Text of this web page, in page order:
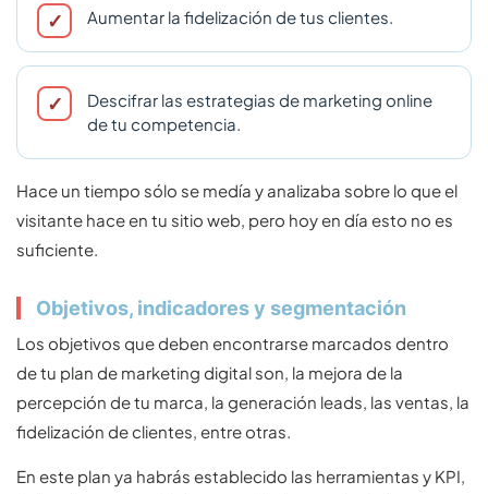
Aumentar la fidelización de tus clientes.
Descifrar las estrategias de marketing online
de tu competencia.
Hace un tiempo sólo se medía y analizaba sobre lo que el
visitante hace en tu sitio web, pero hoy en día esto no es
suficiente.
Objetivos, indicadores y segmentación
Los objetivos que deben encontrarse marcados dentro
de tu plan de marketing digital son, la mejora de la
percepción de tu marca, la generación leads, las ventas, la
fidelización de clientes, entre otras.
En este plan ya habrás establecido las herramientas y KPI,